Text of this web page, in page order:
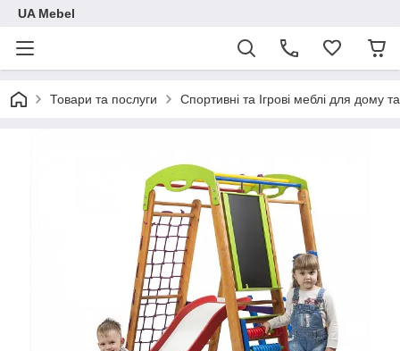
UA Mebel
Товари та послуги Спортивні та Ігрові меблі для дому